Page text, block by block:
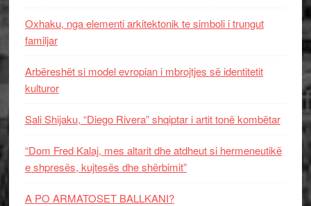
Oxhaku, nga elementi arkitektonik te simboli i trungut
familjar
Arbëreshët si model evropian i mbrojtjes së identitetit
kulturor
Sali Shijaku, “Diego Rivera” shqiptar i artit tonë kombëtar
“Dom Fred Kalaj, mes altarit dhe atdheut si hermeneutikë
e shpresës, kujtesës dhe shërbimit”
A PO ARMATOSET BALLKANI?